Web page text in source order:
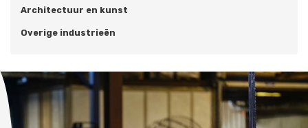
Architectuur en kunst
Overige industrieën